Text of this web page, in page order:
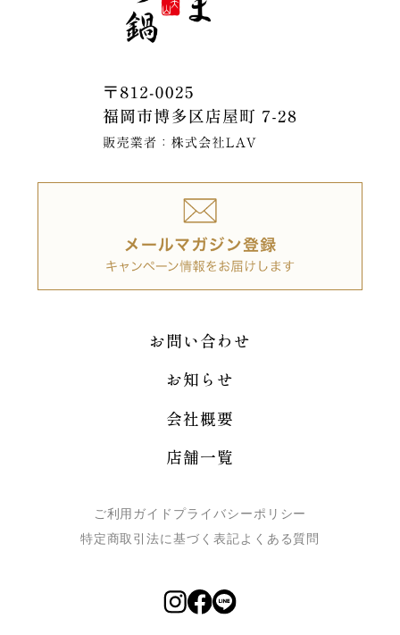
お問い合わせ
お知らせ
会社概要
店舗一覧
ご利用ガイド プライバシーポリシー
特定商取引法に基づく表記よくある質問